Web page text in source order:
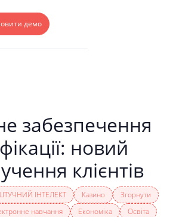
демо
забезпечення
новий
клієнтів
ІНТЕЛЕКТ Казино
Згорнути
навчання Економіка
Освіта